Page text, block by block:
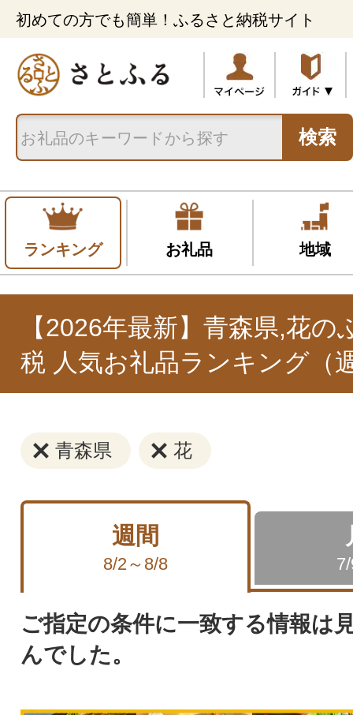
初めての方でも簡単！ふるさと納税サイト
検索
ランキング お礼品 地域
【2026年最新】青森県,花の
税 人気お礼品ランキング（
青森県 花
週間
8/2～8/8
ご指定の条件に一致する情報は
んでした。